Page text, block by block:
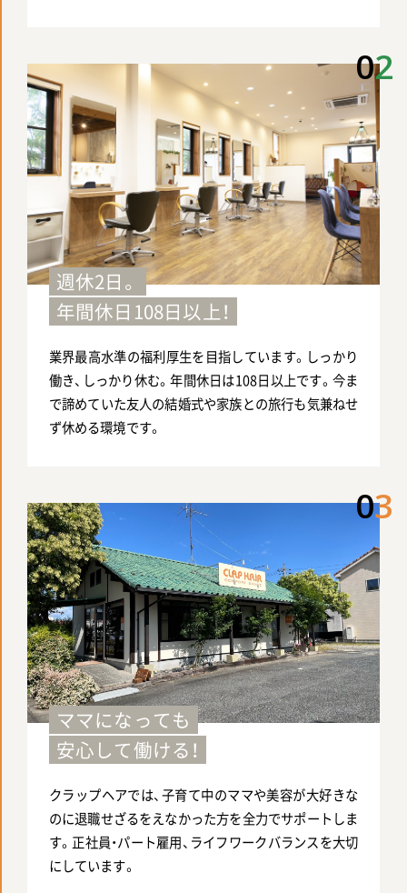
週休2日。
年間休日108日以上！
業界最高水準の福利厚生を目指しています。しっかり
働き、しっかり休む。年間休日は108日以上です。今ま
で諦めていた友人の結婚式や家族との旅行も気兼ねせ
ず休める環境です。
02
ママになっても
安心して働ける！
クラップヘアでは、子育て中のママや美容が大好きな
のに退職せざるをえなかった方を全力でサポートしま
す。正社員・パート雇用、ライフワークバランスを大切
にしています。
03